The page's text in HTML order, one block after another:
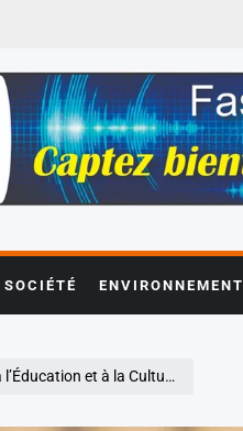
SOCIÉTÉ ENVIRONNEMENT
fort pour l’âme et l’avenir du Mali